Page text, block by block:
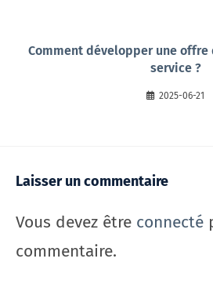
Comment développer une offre
service ?
2025-06-21
Laisser un commentaire
Vous devez être connecté
commentaire.